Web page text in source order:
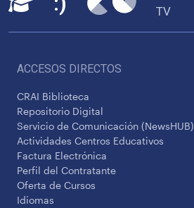
ACCESOS DIRECTOS
CRAI Biblioteca
Repositorio Digital
Servicio de Comunicación (NewsHUB)
Actividades Centros Educativos
Factura Electrónica
Perfil del Contratante
Oferta de Cursos
Idiomas